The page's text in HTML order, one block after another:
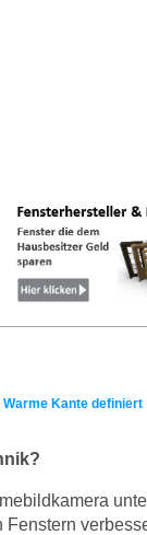
Warme Kante definiert